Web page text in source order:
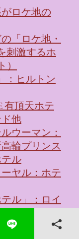
ロケ地の
「ロケ地・
刺激するホ
：ヒルトン
有頂天ホテ
他
ウーマン：
輪プリンス
ル
ヤル：ホテ
ル」：ロイ
イト」：ロイ